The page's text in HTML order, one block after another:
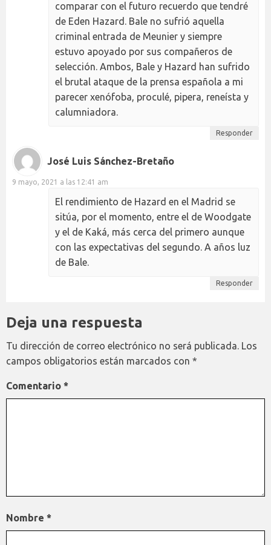
comparar con el futuro recuerdo que tendré
de Eden Hazard. Bale no sufrió aquella
criminal entrada de Meunier y siempre
estuvo apoyado por sus compañeros de
selección. Ambos, Bale y Hazard han sufrido
el brutal ataque de la prensa española a mi
parecer xenófoba, proculé, pipera, reneísta y
calumniadora.
Responder
José Luis Sánchez-Bretaño
9 mayo, 2021 a las 12:41 am
El rendimiento de Hazard en el Madrid se
sitúa, por el momento, entre el de Woodgate
y el de Kaká, más cerca del primero aunque
con las expectativas del segundo. A años luz
de Bale.
Responder
Deja una respuesta
Tu dirección de correo electrónico no será publicada. Los
campos obligatorios están marcados con *
Comentario *
Nombre *